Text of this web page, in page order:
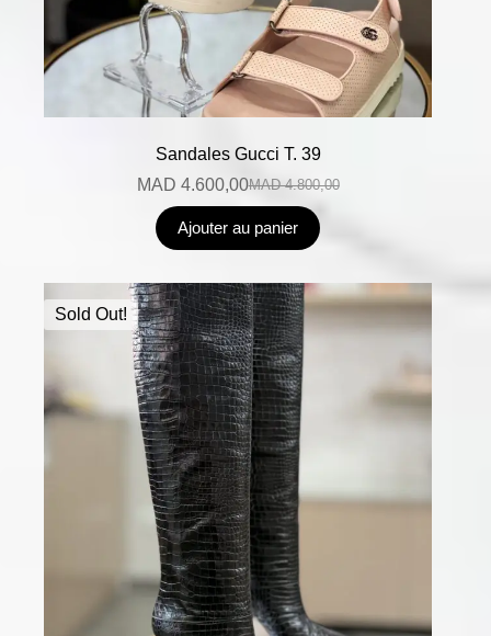
Sandales Gucci T. 39
MAD4.800,00
MAD 4.600,00
Ajouter au panier
Sold Out!